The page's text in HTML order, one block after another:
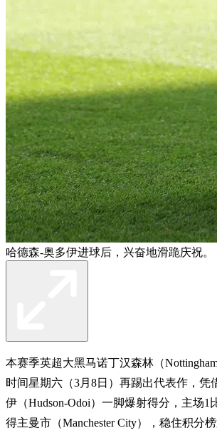
哈德森-奥多伊进球后，兴奋地滑跪庆祝。
本赛季英超大黑马诺丁汉森林（
时间星期六（3月8日）再踢出代表作，凭
伊（Hudson-Odoi）一脚爆射得分，主场1
得主曼市（Manchester City），稳住积分榜